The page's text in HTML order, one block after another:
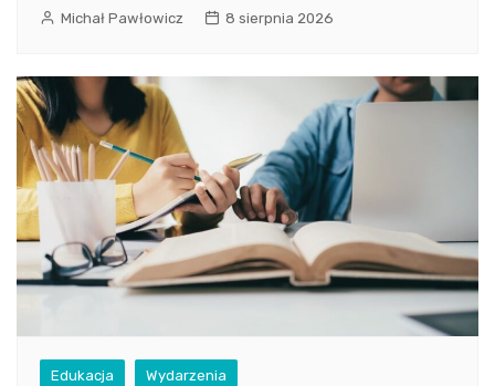
Michał Pawłowicz 8 sierpnia 2026
Edukacja Wydarzenia